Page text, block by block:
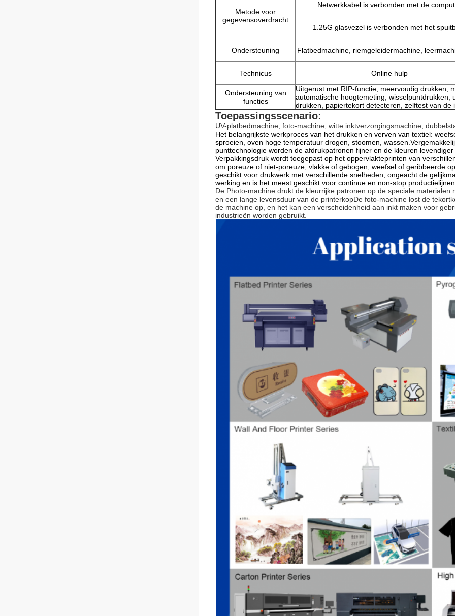
Metode voor
gegevensoverdracht
Netwerkkabel is verbonden met de
1.25G glasvezel is verbonden met het
Ondersteuning Flatbedmachine, riemgeleidermachine,
Technicus Online hulp
Ondersteuning van
functies
Uitgerust met RIP-functie, meervoudig drukken,
automatische hoogtemeting,
drukken, papiertekort detecteren, zelftest van de
Toepassingsscenario:
UV-platbedmachine, foto-machine, witte inktverzorgingsmachine,
Het belangrijkste werkproces van het drukken en verven van textiel:
sproeien, oven hoge temperatuur drogen, stoomen,
punttechnologie worden de afdrukpatronen fijner en de kleuren levendiger
Verpakkingsdruk wordt toegepast op het oppervlakteprinten van
om poreuze of niet-poreuze, vlakke of gebogen, weefsel of geribbeerde
geschikt voor drukwerk met verschillende snelheden, ongeacht de
werking.en is het meest geschikt voor continue en non-stop productielijnen.
De Photo-machine drukt de kleurrijke patronen op de speciale
en een lange levensduur van de printerkopDe foto-machine lost de
de machine op, en het kan een verscheidenheid aan inkt maken voor
industrieën worden gebruikt.